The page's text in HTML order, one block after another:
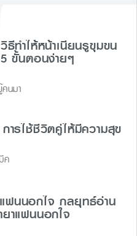
ธีทําให้หน้าเนียนรูขุมขน
ขั้นตอนง่ายๆ
นมา
รใช้ชีวิตคู่ให้มีความสุข
ค
นนอกใจ กลยุทธ์อ่าน
าแฟนนอกใจ